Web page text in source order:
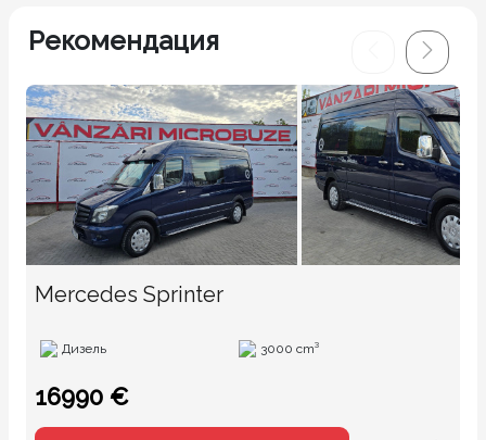
Рекомендация
Mercedes Sprinter
Дизель 3000 cm³
16990 €